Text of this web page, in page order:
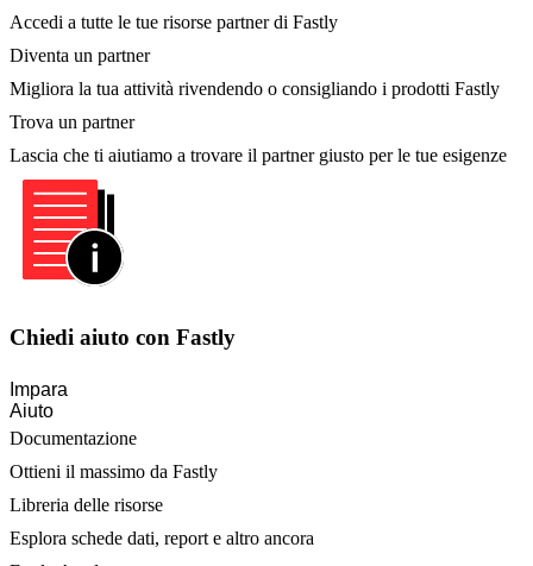
Accedi a tutte le tue risorse partner di Fastly
Diventa un partner
Migliora la tua attività rivendendo o consigliando i prodotti Fastly
Trova un partner
Lascia che ti aiutiamo a trovare il partner giusto per le tue esigenze
Chiedi aiuto con Fastly
Impara
Aiuto
Documentazione
Ottieni il massimo da Fastly
Libreria delle risorse
Esplora schede dati, report e altro ancora